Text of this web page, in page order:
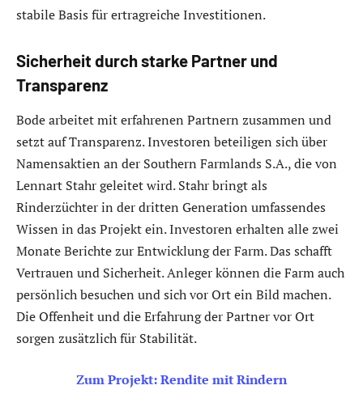
stabile Basis für ertragreiche Investitionen.
Sicherheit durch starke Partner und
Transparenz
Bode arbeitet mit erfahrenen Partnern zusammen und
setzt auf Transparenz. Investoren beteiligen sich über
Namensaktien an der Southern Farmlands S.A., die von
Lennart Stahr geleitet wird. Stahr bringt als
Rinderzüchter in der dritten Generation umfassendes
Wissen in das Projekt ein. Investoren erhalten alle zwei
Monate Berichte zur Entwicklung der Farm. Das schafft
Vertrauen und Sicherheit. Anleger können die Farm auch
persönlich besuchen und sich vor Ort ein Bild machen.
Die Offenheit und die Erfahrung der Partner vor Ort
sorgen zusätzlich für Stabilität.
Zum Projekt: Rendite mit Rindern